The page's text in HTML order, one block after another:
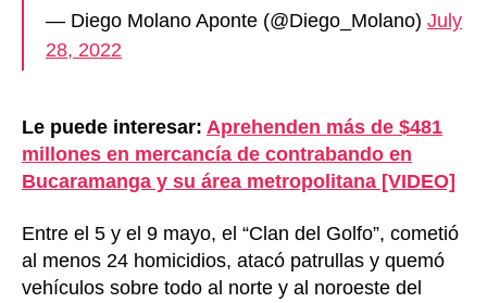
— Diego Molano Aponte (@Diego_Molano) July
28, 2022
Le puede interesar: Aprehenden más de $481
millones en mercancía de contrabando en
Bucaramanga y su área metropolitana [VIDEO]
Entre el 5 y el 9 mayo, el “Clan del Golfo”, cometió
al menos 24 homicidios, atacó patrullas y quemó
vehículos sobre todo al norte y al noroeste del